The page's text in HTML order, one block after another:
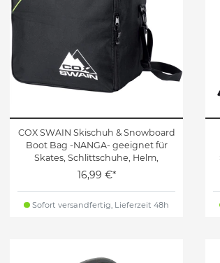
COX SWAIN Skischuh & Snowboard
Boot Bag -NANGA- geeignet für
Skates, Schlittschuhe, Helm,
Skibrille
16,99 €*
Sofort versandfertig, Lieferzeit 48h